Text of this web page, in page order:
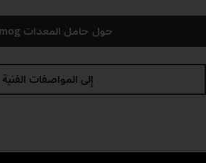
حول حامل المعدات Unimog
إلى المواصفات الفنية